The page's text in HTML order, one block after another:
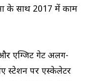
के साथ 2017 में काम
और एग्जिट गेट अलग-
स्टेशन पर एस्केलेटर